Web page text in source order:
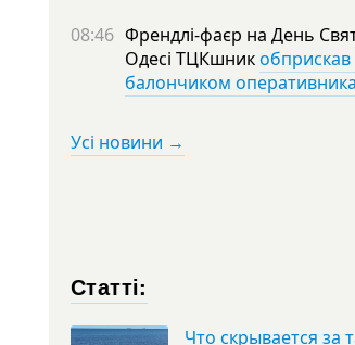
08:46 Френдлі-фаєр на День
Одесі ТЦКшник
балончиком
Усі новини →
Статті:
Что скрывается за